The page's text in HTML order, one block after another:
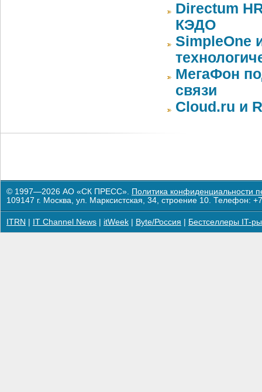
Directum
КЭДО
SimpleOne
МегаФон
связи
Cloud.ru и
© 1997—2026 АО «СК ПРЕСС». Политика конфиденциальности
109147 г. Москва, ул. Марксистская, 34, строение 10. Телефон:
ITRN IT Channel News itWeek Byte/Россия Бестселлеры IT-